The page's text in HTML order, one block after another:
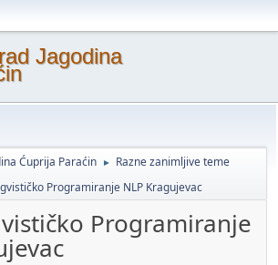
Jagodina
Ćuprija Paraćin ► Razne zanimljive teme
Programiranje NLP Kragujevac
Programiranje